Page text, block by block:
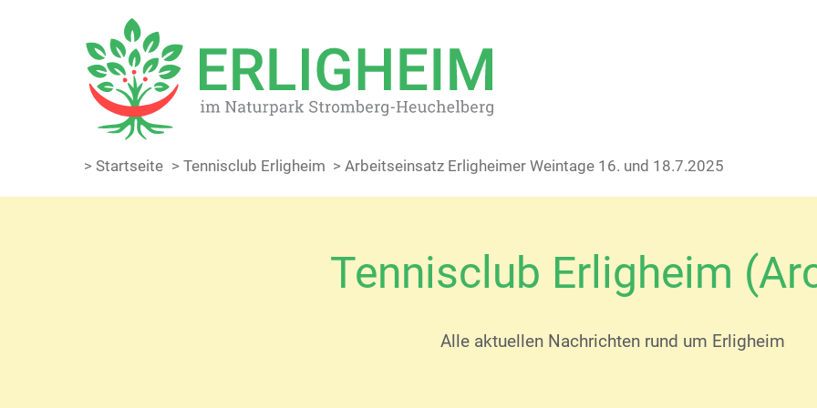
> Startseite > Tennisclub Erligheim > Arbeitseinsatz Erligheimer Weintage 16. und 18.7.2025
Tennisclub Erligheim
Alle aktuellen Nachrichten rund um Erligheim